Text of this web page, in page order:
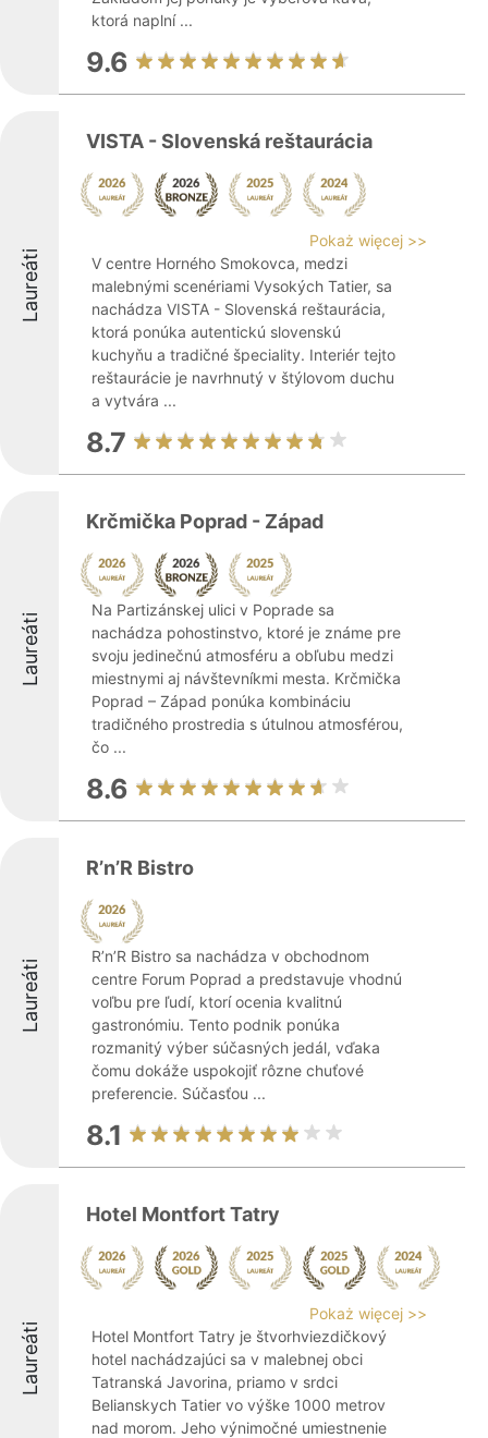
ktorá naplní ...
9.6
Laureáti
VISTA - Slovenská reštaurácia
Pokaż więcej >>
V centre Horného Smokovca, medzi
malebnými scenériami Vysokých Tatier, sa
nachádza VISTA - Slovenská reštaurácia,
ktorá ponúka autentickú slovenskú
kuchyňu a tradičné špeciality. Interiér tejto
reštaurácie je navrhnutý v štýlovom duchu
a vytvára ...
8.7
Laureáti
Krčmička Poprad - Západ
Na Partizánskej ulici v Poprade sa
nachádza pohostinstvo, ktoré je známe pre
svoju jedinečnú atmosféru a obľubu medzi
miestnymi aj návštevníkmi mesta. Krčmička
Poprad – Západ ponúka kombináciu
tradičného prostredia s útulnou atmosférou,
čo ...
8.6
Laureáti
R’n’R Bistro
R’n’R Bistro sa nachádza v obchodnom
centre Forum Poprad a predstavuje vhodnú
voľbu pre ľudí, ktorí ocenia kvalitnú
gastronómiu. Tento podnik ponúka
rozmanitý výber súčasných jedál, vďaka
čomu dokáže uspokojiť rôzne chuťové
preferencie. Súčasťou ...
8.1
Laureáti
Hotel Montfort Tatry
Pokaż więcej >>
Hotel Montfort Tatry je štvorhviezdičkový
hotel nachádzajúci sa v malebnej obci
Tatranská Javorina, priamo v srdci
Belianskych Tatier vo výške 1000 metrov
nad morom. Jeho výnimočné umiestnenie